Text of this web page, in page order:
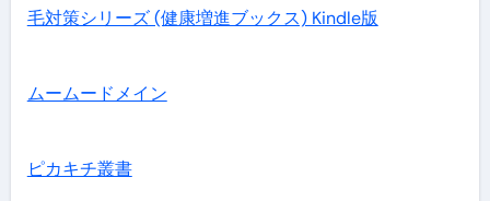
毛対策シリーズ (健康増進ブックス) Kindle版
ムームードメイン
ピカキチ叢書